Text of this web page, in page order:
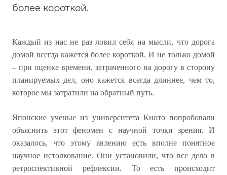
более короткой.
Каждый из нас не раз ловил себя на мысли, что дорога
домой всегда кажется более короткой. И не только домой
– при оценке времени, затраченного на дорогу в сторону
планируемых дел, оно кажется всегда длиннее, чем то,
которое мы затратили на обратный путь.
Японские ученые из университета Киото попробовали
объяснить этот феномен с научной точки зрения. И
оказалось, что этому явлению есть вполне понятное
научное истолкование. Они установили, что все дело в
ретроспективной рефлексии. То есть происходит